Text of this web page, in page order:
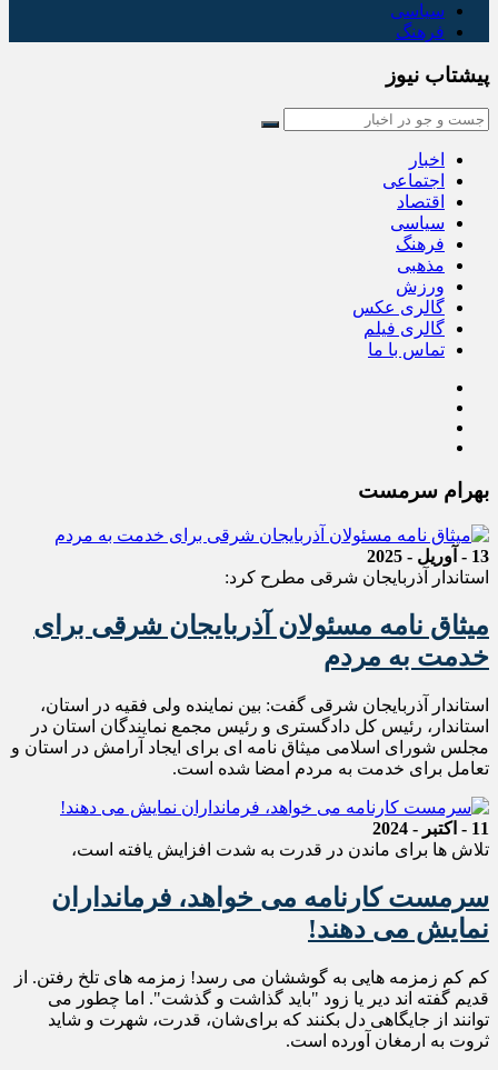
سیاسی
فرهنگ
پیشتاب نیوز
اخبار
اجتماعی
اقتصاد
سیاسی
فرهنگ
مذهبی
ورزش
گالری عکس
گالری فیلم
تماس با ما
بهرام سرمست
13 - آوریل - 2025
استاندار آذربایجان شرقی مطرح کرد:
میثاق نامه مسئولان آذربایجان شرقی برای
خدمت به مردم
استاندار آذربایجان شرقی گفت: بین نماینده ولی فقیه در استان،
استاندار، رئیس کل دادگستری و رئیس مجمع نمایندگان استان در
مجلس شورای اسلامی میثاق نامه ای برای ایجاد آرامش در استان و
تعامل برای خدمت به مردم امضا شده است.
11 - اکتبر - 2024
تلاش ها برای ماندن در قدرت به شدت افزایش یافته است،
سرمست کارنامه می خواهد، فرمانداران
نمایش می دهند!
کم کم زمزمه هایی به گوششان می رسد! زمزمه های تلخ رفتن. از
قدیم گفته اند دیر یا زود "باید گذاشت و گذشت". اما چطور می
توانند از جایگاهی دل بکنند که برای‌شان، قدرت، شهرت و شاید
ثروت به ارمغان آورده است.